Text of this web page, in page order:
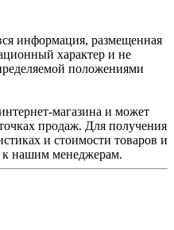
информация, размещенная
характер и не
положениями
магазина и может
продаж. Для получения
и стоимости товаров и
к нашим менеджерам.